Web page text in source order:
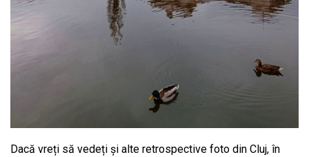
Dacă vreți să vedeți și alte retrospective foto din Cluj, în